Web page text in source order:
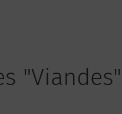
"Viandes"